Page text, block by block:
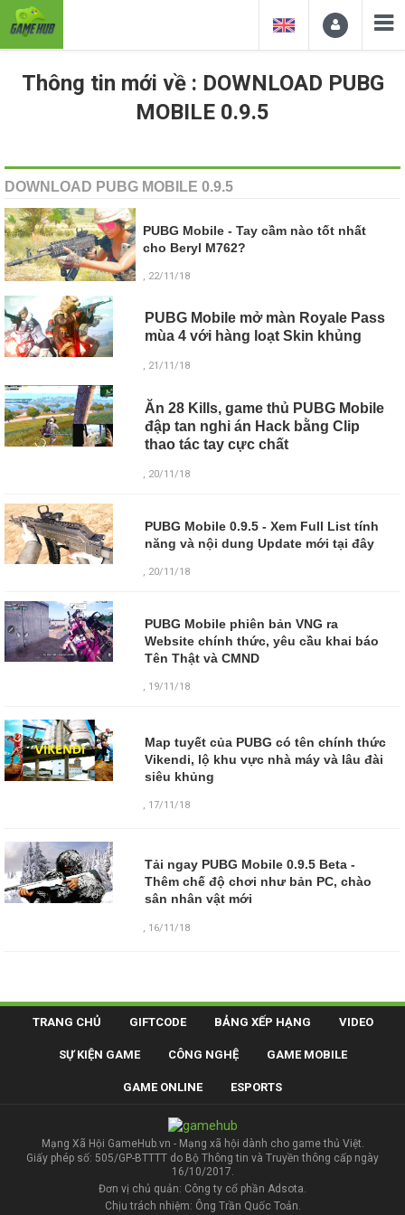
Thông tin mới về : DOWNLOAD PUBG
MOBILE 0.9.5
DOWNLOAD PUBG MOBILE 0.9.5
PUBG Mobile - Tay cầm nào tốt nhất
cho Beryl M762?
, 22/11/18
PUBG Mobile mở màn Royale Pass
mùa 4 với hàng loạt Skin khủng
, 21/11/18
Ăn 28 Kills, game thủ PUBG Mobile
đập tan nghi án Hack bằng Clip
thao tác tay cực chất
, 20/11/18
PUBG Mobile 0.9.5 - Xem Full List tính
năng và nội dung Update mới tại đây
, 20/11/18
PUBG Mobile phiên bản VNG ra
Website chính thức, yêu cầu khai báo
Tên Thật và CMND
, 19/11/18
Map tuyết của PUBG có tên chính thức
Vikendi, lộ khu vực nhà máy và lâu đài
siêu khủng
, 17/11/18
Tải ngay PUBG Mobile 0.9.5 Beta -
Thêm chế độ chơi như bản PC, chào
sân nhân vật mới
16/11/18
TRANG CHỦ GIFTCODE BẢNG XẾP HẠNG VIDEO
SỰ KIỆN GAME CÔNG NGHỆ GAME MOBILE
GAME ONLINE ESPORTS
Mạng Xã Hội GameHub.vn - Mạng xã hội dành cho game thủ Việt.
Giấy phép số: 505/GP-BTTTT do Bộ Thông tin và Truyền thông cấp ngày
16/10/2017.
Đơn vị chủ quản: Công ty cổ phần Adsota.
Chịu trách nhiệm: Ông Trần Quốc Toản.